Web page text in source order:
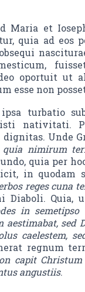
Maria et
quia ad eos
oportuit ut
esse non
turbatio
nativitati.
Unde
quia nimirum
quia per
in quodam
reges cuna
Diaboli. Quia,
in
aestimabat, sed
caelestem,
regnum
capit
angustiis.